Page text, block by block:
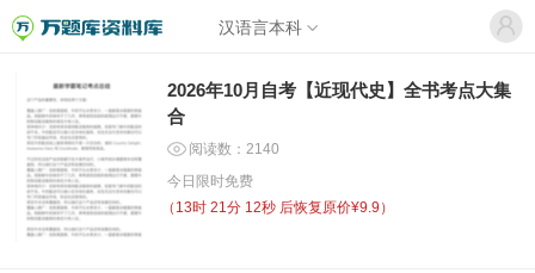
汉语言本科
2026年10月自考【近现代史】全书考点大集
合
阅读数：2140
今日限时免费
（ 13时 21分 12秒 后恢复原价¥9.9）